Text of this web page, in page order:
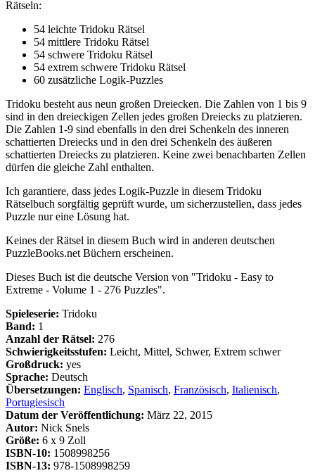
Rätseln:
54 leichte Tridoku Rätsel
54 mittlere Tridoku Rätsel
54 schwere Tridoku Rätsel
54 extrem schwere Tridoku Rätsel
60 zusätzliche Logik-Puzzles
Tridoku besteht aus neun großen Dreiecken. Die Zahlen von 1 bis 9
sind in den dreieckigen Zellen jedes großen Dreiecks zu platzieren.
Die Zahlen 1-9 sind ebenfalls in den drei Schenkeln des inneren
schattierten Dreiecks und in den drei Schenkeln des äußeren
schattierten Dreiecks zu platzieren. Keine zwei benachbarten Zellen
dürfen die gleiche Zahl enthalten.
Ich garantiere, dass jedes Logik-Puzzle in diesem Tridoku
Rätselbuch sorgfältig geprüft wurde, um sicherzustellen, dass jedes
Puzzle nur eine Lösung hat.
Keines der Rätsel in diesem Buch wird in anderen deutschen
PuzzleBooks.net Büchern erscheinen.
Dieses Buch ist die deutsche Version von "Tridoku - Easy to
Extreme - Volume 1 - 276 Puzzles".
Spieleserie: Tridoku
Band: 1
Anzahl der Rätsel: 276
Schwierigkeitsstufen: Leicht, Mittel, Schwer, Extrem schwer
Großdruck: yes
Sprache: Deutsch
Übersetzungen: Englisch, Spanisch, Französisch, Italienisch,
Portugiesisch
Datum der Veröffentlichung: März 22, 2015
Autor: Nick Snels
Größe: 6 x 9 Zoll
ISBN-10: 1508998256
ISBN-13: 978-1508998259